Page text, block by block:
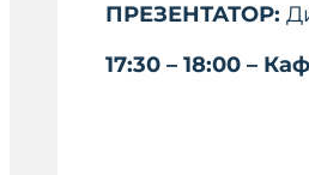
ПРЕЗЕНТАТОР:
17:30 – 18:00 –